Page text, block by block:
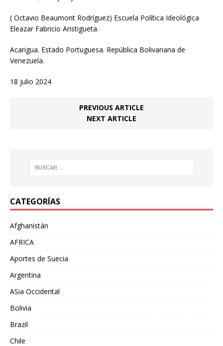
( Octavio Beaumont Rodríguez) Escuela Política Ideológica
Eleazar Fabricio Aristigueta.
Acarigua. Estado Portuguesa. República Bolivariana de
Venezuela.
18 julio 2024
PREVIOUS ARTICLE
NEXT ARTICLE
CATEGORÍAS
Afghanistán
AFRICA
Aportes de Suecia
Argentina
ASia Occidental
Bolivia
Brazil
Chile